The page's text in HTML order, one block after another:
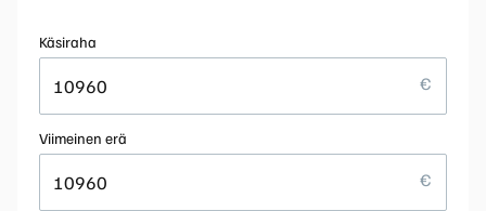
Käsiraha
Viimeinen erä